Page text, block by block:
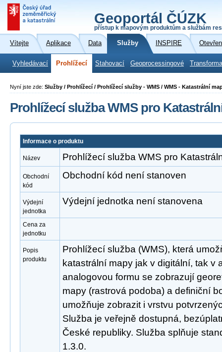
Geoportál ČÚZK
přístup k mapovým produktům a službám
Vítejte Aplikace Data Služby INSPIRE
Vyhledávací Prohlížecí Stahovací Geoprocessingové
Nyní jste zde: Služby / Prohlížecí / Prohlížecí služby - WMS / WMS - Katastrální
Prohlížecí služba WMS pro
Informace o produktu
Název Prohlížecí služba WMS pro
Obchodní
kód
Obchodní kód není stanoven
Výdejní
jednotka
Výdejní jednotka není stanovena
Cena za
jednotku
Popis
produktu
Prohlížecí služba (WMS), která
katastrální mapy jak v digitální, tak v
analogovou formu se zobrazují
mapy (rastrová podoba) a definiční
umožňuje zobrazit i vrstvu
Služba je veřejně dostupná,
České republiky. Služba splňuje
1.3.0.